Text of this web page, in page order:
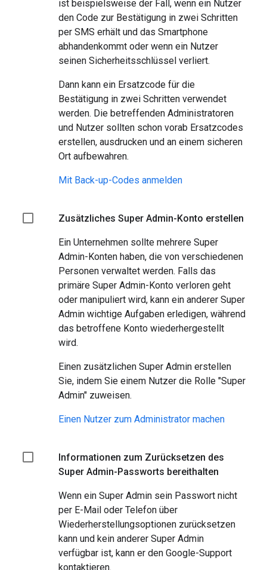
ist beispielsweise der Fall, wenn ein Nutzer
den Code zur Bestätigung in zwei Schritten
per SMS erhält und das Smartphone
abhandenkommt oder wenn ein Nutzer
seinen Sicherheitsschlüssel verliert.
Dann kann ein Ersatzcode für die
Bestätigung in zwei Schritten verwendet
werden. Die betreffenden Administratoren
und Nutzer sollten schon vorab Ersatzcodes
erstellen, ausdrucken und an einem sicheren
Ort aufbewahren.
Mit Back-up-Codes anmelden
Zusätzliches Super Admin-Konto erstellen
Ein Unternehmen sollte mehrere Super
Admin-Konten haben, die von verschiedenen
Personen verwaltet werden. Falls das
primäre Super Admin-Konto verloren geht
oder manipuliert wird, kann ein anderer Super
Admin wichtige Aufgaben erledigen, während
das betroffene Konto wiederhergestellt
wird.
Einen zusätzlichen Super Admin erstellen
Sie, indem Sie einem Nutzer die Rolle "Super
Admin" zuweisen.
Einen Nutzer zum Administrator machen
Informationen zum Zurücksetzen des
Super Admin-Passworts bereithalten
Wenn ein Super Admin sein Passwort nicht
per E-Mail oder Telefon über
Wiederherstellungsoptionen zurücksetzen
kann und kein anderer Super Admin
verfügbar ist, kann er den Google-Support
kontaktieren.